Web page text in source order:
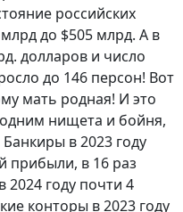
российских
до $505 млрд. А в
долларов и число
до 146 персон! Вот
мать родная! И это
нищета и бойня,
в 2023 году
прибыли, в 16 раз
году почти 4
конторы в 2023 году